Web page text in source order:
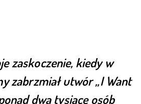
zaskoczenie, kiedy w
zabrzmiał utwór „I Want
dwa tysiące osób